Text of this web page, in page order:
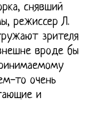
снявший
режиссер Л.
зрителя
вроде бы
то очень
и